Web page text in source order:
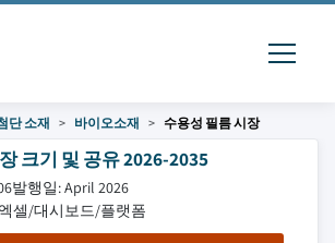
단 소재 바이오소재 수용성 필름 시장
크기 및 공유 2026-2035
발행일: April 2026
셀/대시보드/플랫폼